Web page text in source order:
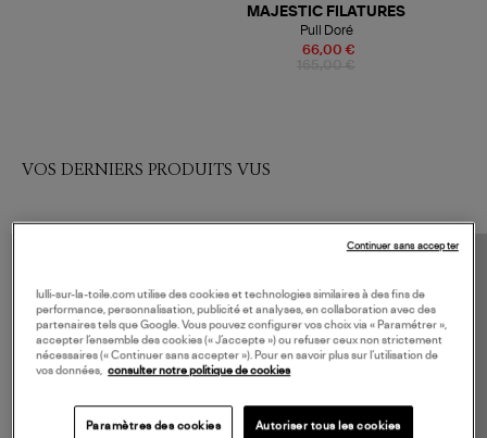
66,00 €
MAJESTIC FILATURES
Pull Doré
VOS DERNIERS PRODUITS VUS
lulli-sur-la-toile.com utilise des cookies et technologies similaires à des fins de
performance, personnalisation, publicité et analyses, en collaboration avec des
partenaires tels que Google. Vous pouvez configurer vos choix via « Paramétrer »,
accepter l’ensemble des cookies (« J’accepte ») ou refuser ceux non strictement
nécessaires (« Continuer sans accepter »). Pour en savoir plus sur l’utilisation de
vos données,
consulter notre politique de cookies
Paramètres des cookies Autoriser tous les cookies
Continuer sans accepter